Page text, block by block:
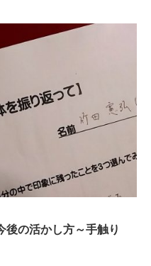
後の活かし方～手触り